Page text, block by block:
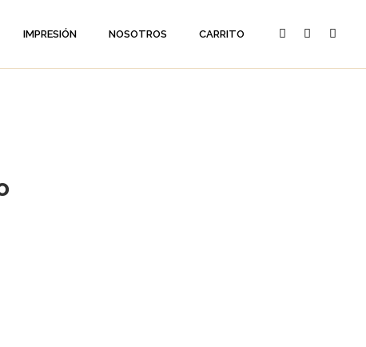
IMPRESIÓN NOSOTROS CARRITO